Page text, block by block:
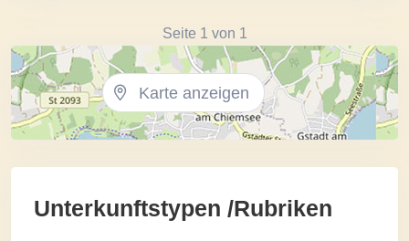
Seite 1 von 1
Karte anzeigen
Unterkunftstypen /Rubriken